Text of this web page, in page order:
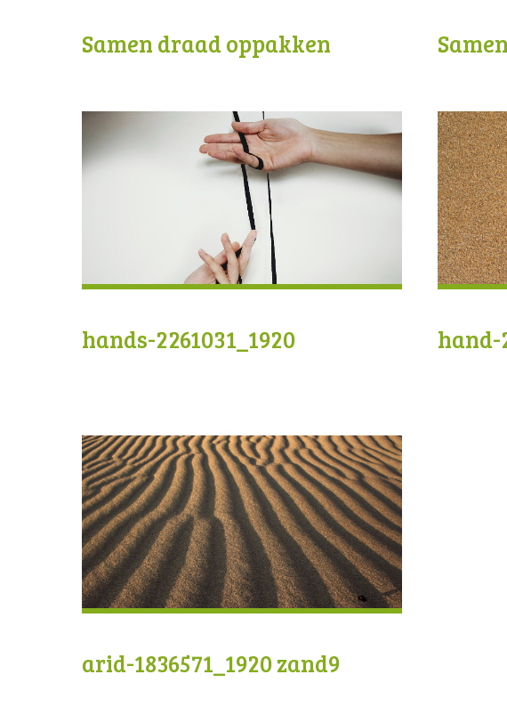
Samen draad oppakken
hands-2261031_1920 hand-
arid-1836571_1920 zand9